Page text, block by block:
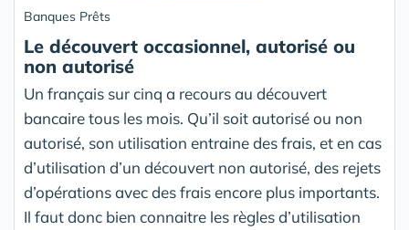
Banques Prêts
Le découvert occasionnel, autorisé ou
non autorisé
Un français sur cinq a recours au découvert
bancaire tous les mois. Qu’il soit autorisé ou non
autorisé, son utilisation entraine des frais, et en cas
d’utilisation d’un découvert non autorisé, des rejets
d’opérations avec des frais encore plus importants.
Il faut donc bien connaitre les règles d’utilisation